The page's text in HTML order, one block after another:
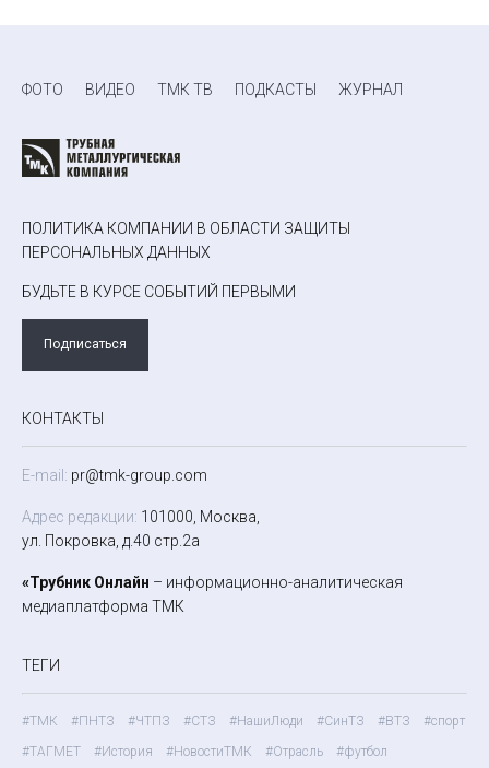
ФОТО ВИДЕО ТМК ТВ ПОДКАСТЫ ЖУРНАЛ
ПОЛИТИКА КОМПАНИИ В ОБЛАСТИ ЗАЩИТЫ
ПЕРСОНАЛЬНЫХ ДАННЫХ
БУДЬТЕ В КУРСЕ СОБЫТИЙ ПЕРВЫМИ
Подписаться
КОНТАКТЫ
E-mail: pr@tmk-group.com
Адрес редакции: 101000, Москва,
ул. Покровка, д.40 стр.2а
«Трубник Онлайн – информационно-аналитическая
медиаплатформа ТМК
ТЕГИ
#ТМК #ПНТЗ #ЧТПЗ #СТЗ #НашиЛюди #СинТЗ #ВТЗ
#спорт
#ТАГМЕТ
#История #НовостиТМК #Отрасль #футбол